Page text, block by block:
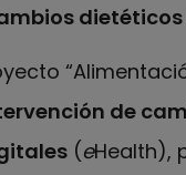
de
(eHealth),